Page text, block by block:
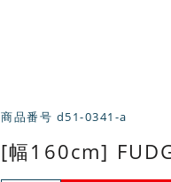
商品番号 d51-0341-a
[幅160cm]